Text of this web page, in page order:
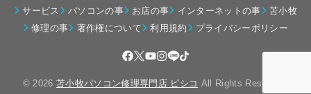
サービス
パソコンの事 お店の事 インターネットの事
苫小牧
修理の事
著作権について 利用規約 プライバシーポリシー
© 2026苫小牧パソコン修理専門店 ピシコ All Rights Reserved.